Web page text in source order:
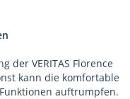
der VERITAS Florence
kann die komfortable
auftrumpfen.